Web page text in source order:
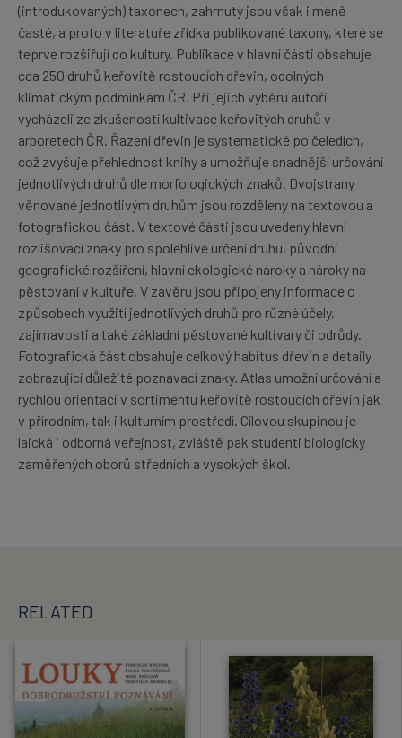
(introdukovaných) taxonech, zahrnuty jsou však i méně
časté, a proto v literatuře zřídka publikované taxony, které se
teprve rozšiřují do kultury. Publikace v hlavní části obsahuje
cca 250 druhů keřovitě rostoucích dřevin, odolných
klimatickým podmínkám ČR. Při jejich výběru autoři
vycházeli ze zkušeností kultivace keřovitých druhů v
arboretech ČR. Řazení dřevin je systematické po čeledích,
což zvyšuje přehlednost knihy a umožňuje snadnější určování
jednotlivých druhů dle morfologických znaků. Dvojstrany
věnované jednotlivým druhům jsou rozděleny na textovou a
fotografickou část. V textové části jsou uvedeny hlavní
rozlišovací znaky pro spolehlivé určení druhu, původní
geografické rozšíření, hlavní ekologické nároky a nároky na
pěstování v kultuře. V závěru jsou připojeny informace o
způsobech využití jednotlivých druhů pro různé účely,
zajímavosti a také základní pěstované kultivary či odrůdy.
Fotografická část obsahuje celkový habitus dřevin a detaily
zobrazující důležité poznávací znaky. Atlas umožní určování a
rychlou orientaci v sortimentu keřovitě rostoucích dřevin jak
v přírodním, tak i kulturním prostředí. Cílovou skupinou je
laická i odborná veřejnost, zvláště pak studenti biologicky
zaměřených oborů středních a vysokých škol.
RELATED